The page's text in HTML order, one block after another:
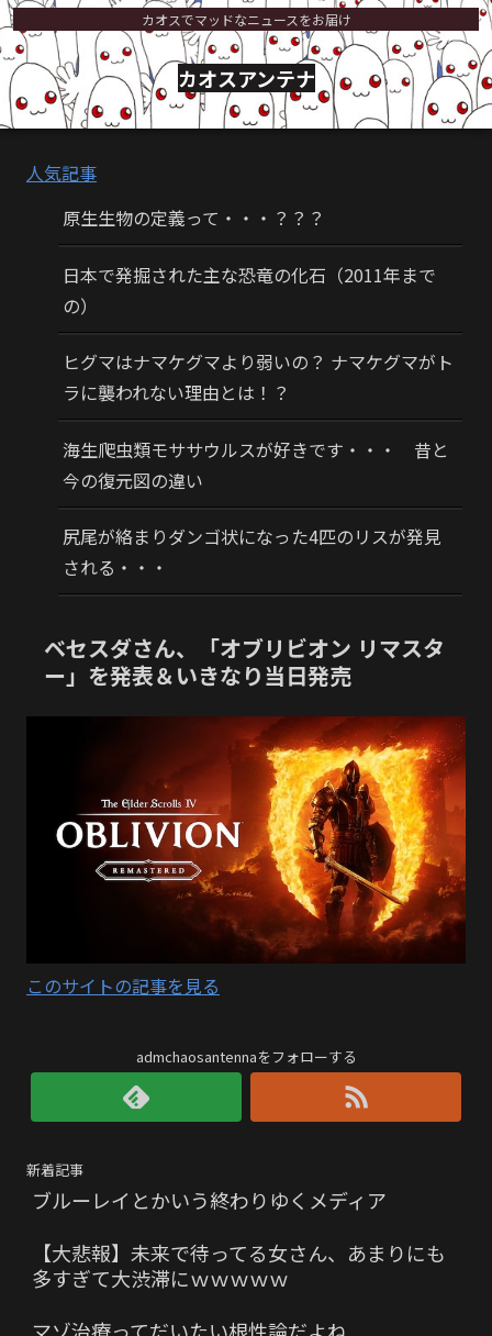
カオスでマッドなニュースをお届け
カオスアンテナ
人気記事
原生生物の定義って・・・？？？
日本で発掘された主な恐竜の化石（2011年まで
の）
ヒグマはナマケグマより弱いの？ ナマケグマがト
ラに襲われない理由とは！？
海生爬虫類モササウルスが好きです・・・ 昔と
今の復元図の違い
尻尾が絡まりダンゴ状になった4匹のリスが発見
される・・・
ベセスダさん、「オブリビオン リマスタ
ー」を発表＆いきなり当日発売
このサイトの記事を見る
admchaosantennaをフォローする
新着記事
ブルーレイとかいう終わりゆくメディア
【大悲報】未来で待ってる女さん、あまりにも
多すぎて大渋滞にｗｗｗｗｗ
マゾ治療ってだいたい根性論だよね